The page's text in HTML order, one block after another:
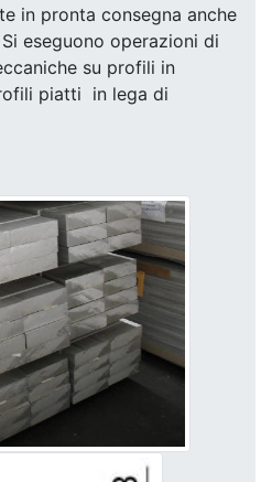
in pronta consegna anche
eseguono operazioni di
su profili in
piatti in lega di